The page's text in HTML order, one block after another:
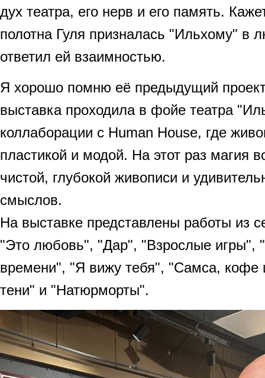
дух театра, его нерв и его память.
полотна Гуля призналась "Ильхому" в
ответил ей взаимностью.
Я хорошо помню её предыдущий
выставка проходила в фойе театра
коллаборации с Human House, где
пластикой и модой. На этот раз магия
чистой, глубокой живописи и
смыслов.
На выставке представлены работы из
"Это любовь", "Дар", "Взрослые игры",
времени", "Я вижу тебя", "Самса, кофе
тени" и "Натюрморты".